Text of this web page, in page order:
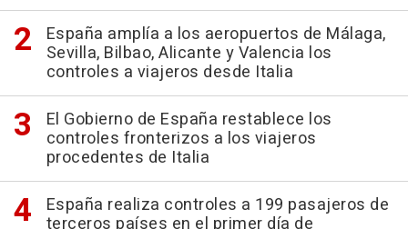
España amplía a los aeropuertos de Málaga,
Sevilla, Bilbao, Alicante y Valencia los
controles a viajeros desde Italia
El Gobierno de España restablece los
controles fronterizos a los viajeros
procedentes de Italia
España realiza controles a 199 pasajeros de
terceros países en el primer día de